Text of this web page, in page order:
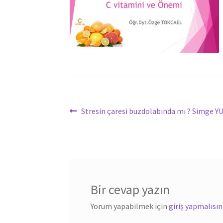
Yazı
Önceki
Stresin çaresi buzdolabında mı ? Simge
Bir cevap yazın
Yorum yapabilmek için giriş